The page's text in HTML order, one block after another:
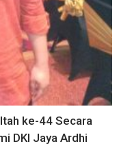
ke-44 Secara
DKI Jaya Ardhi